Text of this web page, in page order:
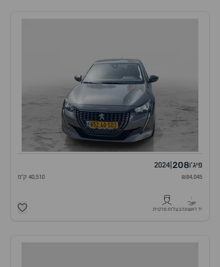
פיג'ו208
2024
₪84,045 40,510 ק"מ
1
יד ראשונהבעלות פרטית